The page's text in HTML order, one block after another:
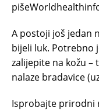
A postoji još jedan
bijeli luk. Potrebno
zalijepite na kožu –
nalaze bradavice
Isprobajte prirodni